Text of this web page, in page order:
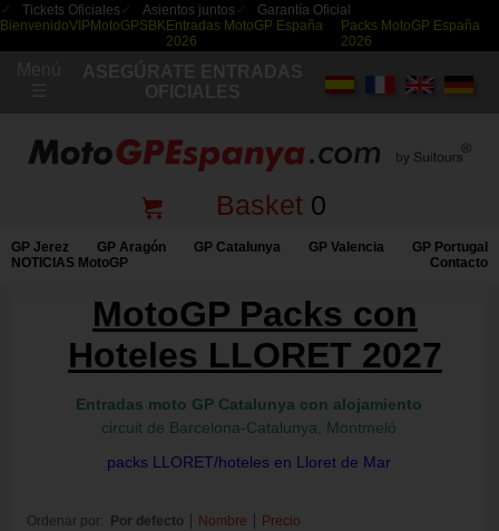
Tickets Oficiales Asientos juntos
Garantía Oficial
BienvenidoVIP MotoGPSBKEntradas MotoGP España
2026
Packs MotoGP España
2026
Basket0
GP Jerez GP Aragón GP Catalunya GP Valencia
GP Portugal
NOTICIAS MotoGP
Contacto
MotoGP Packs con
Hoteles LLORET 2027
Entradas moto GP Catalunya con alojamiento
circuit de Barcelona-Catalunya, Montmeló
packs LLORET/hoteles en Lloret de Mar
Ordenar por: Por defecto Nombre Precio